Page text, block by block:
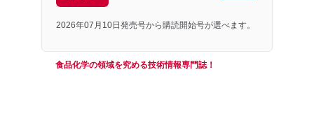
2026年07月10日発売号から購読開始号が選べます。
食品化学の領域を究める技術情報専門誌！